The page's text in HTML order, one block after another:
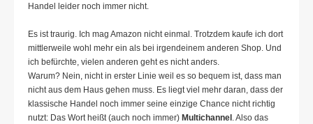
Handel leider noch immer nicht.
Es ist traurig. Ich mag Amazon nicht einmal. Trotzdem kaufe ich dort
mittlerweile wohl mehr ein als bei irgendeinem anderen Shop. Und
ich befürchte, vielen anderen geht es nicht anders.
Warum? Nein, nicht in erster Linie weil es so bequem ist, dass man
nicht aus dem Haus gehen muss. Es liegt viel mehr daran, dass der
klassische Handel noch immer seine einzige Chance nicht richtig
nutzt: Das Wort heißt (auch noch immer) Multichannel . Also das